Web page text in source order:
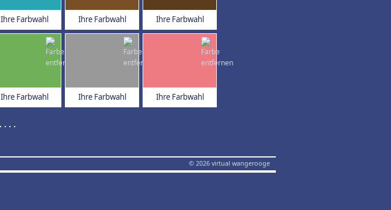
Ihre Farbwahl Ihre Farbwahl Ihre Farbwahl
Ihre Farbwahl Ihre Farbwahl Ihre Farbwahl
© 2026 virtual wangerooge